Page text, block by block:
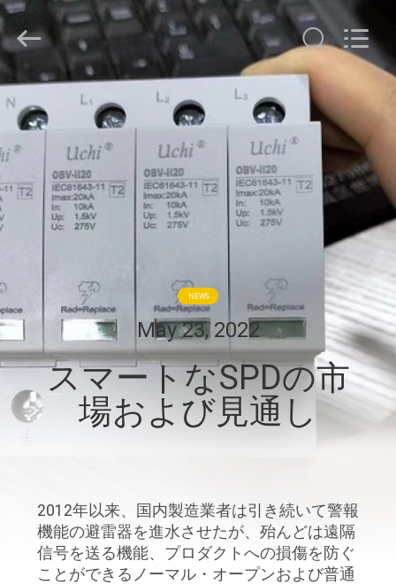
家
プ
ロ
ダ
ト
私
達
に
Copyright
©
2021
2026
Technology
Co.,Ltd.
Rights
NEWS
May 23, 2022
スマートなSPDの市
場および見通し
2012年以来、国内製造業者は引き続いて警報
機能の避雷器を進水させたが、殆んどは遠隔
信号を送る機能、プロダクトへの損傷を防ぐ
ことができるノーマル・オープンおよび普通